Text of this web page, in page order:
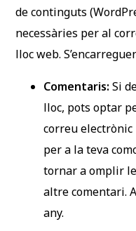
de continguts
necessàries per al
lloc web.
Comentaris: Si
lloc, pots optar
correu electrònic
per a la teva
tornar a omplir
altre comentari.
any.